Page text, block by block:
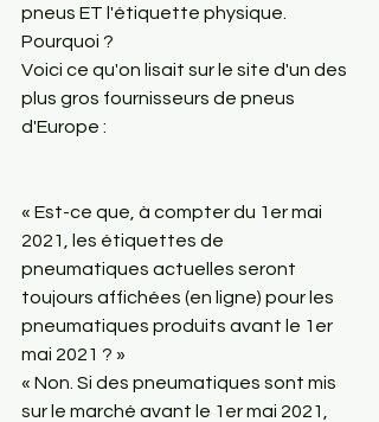
pneus ET l'étiquette physique.
Pourquoi ?
Voici ce qu'on lisait sur le site d'un des
plus gros fournisseurs de pneus
d'Europe :
« Est-ce que, à compter du 1er mai
2021, les étiquettes de
pneumatiques actuelles seront
toujours affichées (en ligne) pour les
pneumatiques produits avant le 1er
mai 2021 ? »
« Non. Si des pneumatiques sont mis
sur le marché avant le 1er mai 2021,